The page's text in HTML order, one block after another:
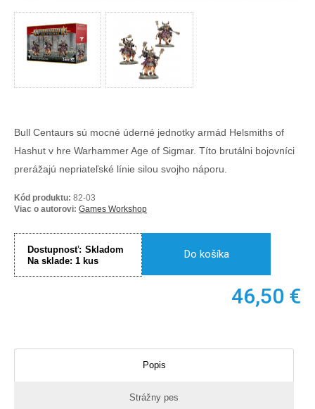
Bull Centaurs sú mocné úderné jednotky armád Helsmiths of
Hashut v hre Warhammer Age of Sigmar. Títo brutálni bojovníci
prerážajú nepriateľské línie silou svojho náporu.
Kód produktu: 82-03
Viac o autorovi: Games Workshop
Dostupnosť: Skladom
Na sklade: 1 kus
Do košíka
46,50 €
Popis
Strážny pes